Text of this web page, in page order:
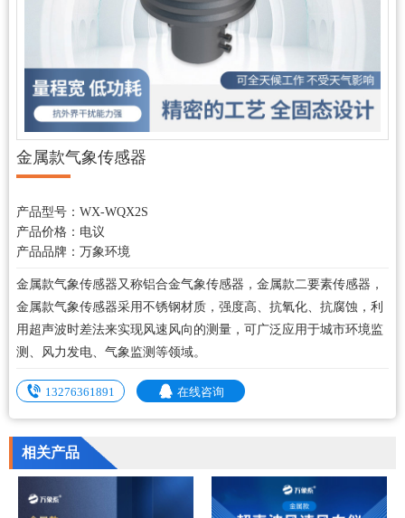
金属款气象传感器
产品型号：WX-WQX2S
产品价格：电议
产品品牌：万象环境
金属款气象传感器又称铝合金气象传感器，金属款二要素传感器，
金属款气象传感器采用不锈钢材质，强度高、抗氧化、抗腐蚀，利
用超声波时差法来实现风速风向的测量，可广泛应用于城市环境监
测、风力发电、气象监测等领域。
13276361891 在线咨询
相关产品